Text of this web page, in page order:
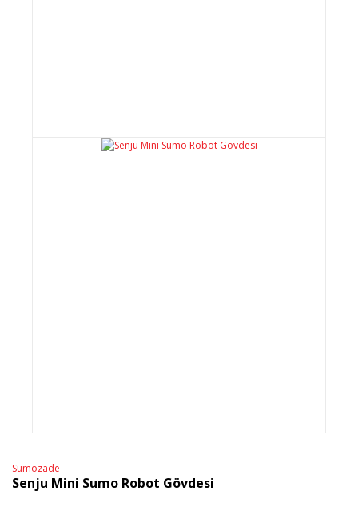
Sumozade
Senju Mini Sumo Robot Gövdesi